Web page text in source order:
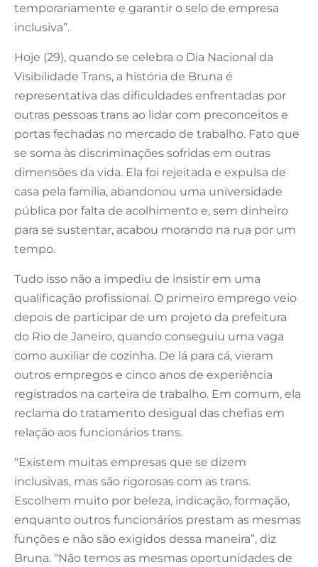
temporariamente e garantir o selo de empresa
inclusiva”.
Hoje (29), quando se celebra o Dia Nacional da
Visibilidade Trans, a história de Bruna é
representativa das dificuldades enfrentadas por
outras pessoas trans ao lidar com preconceitos e
portas fechadas no mercado de trabalho. Fato que
se soma às discriminações sofridas em outras
dimensões da vida. Ela foi rejeitada e expulsa de
casa pela família, abandonou uma universidade
pública por falta de acolhimento e, sem dinheiro
para se sustentar, acabou morando na rua por um
tempo.
Tudo isso não a impediu de insistir em uma
qualificação profissional. O primeiro emprego veio
depois de participar de um projeto da prefeitura
do Rio de Janeiro, quando conseguiu uma vaga
como auxiliar de cozinha. De lá para cá, vieram
outros empregos e cinco anos de experiência
registrados na carteira de trabalho. Em comum, ela
reclama do tratamento desigual das chefias em
relação aos funcionários trans.
“Existem muitas empresas que se dizem
inclusivas, mas são rigorosas com as trans.
Escolhem muito por beleza, indicação, formação,
enquanto outros funcionários prestam as mesmas
funções e não são exigidos dessa maneira”, diz
Bruna. “Não temos as mesmas oportunidades de